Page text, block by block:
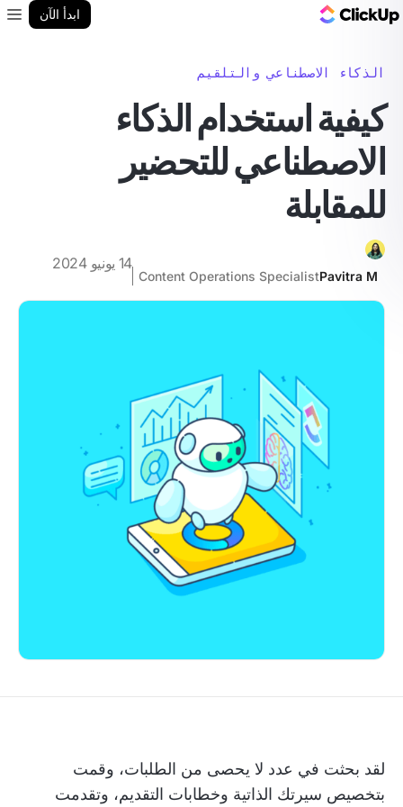
ابدأ الآن
الذكاء الاصطناعي والتلقيم
كيفية استخدام الذكاء
الاصطناعي للتحضير
للمقابلة
Pavitra M
Content Operations Specialist
14 يونيو 2024
لقد بحثت في عدد لا يحصى من الطلبات، وقمت
بتخصيص سيرتك الذاتية وخطابات التقديم، وتقدمت